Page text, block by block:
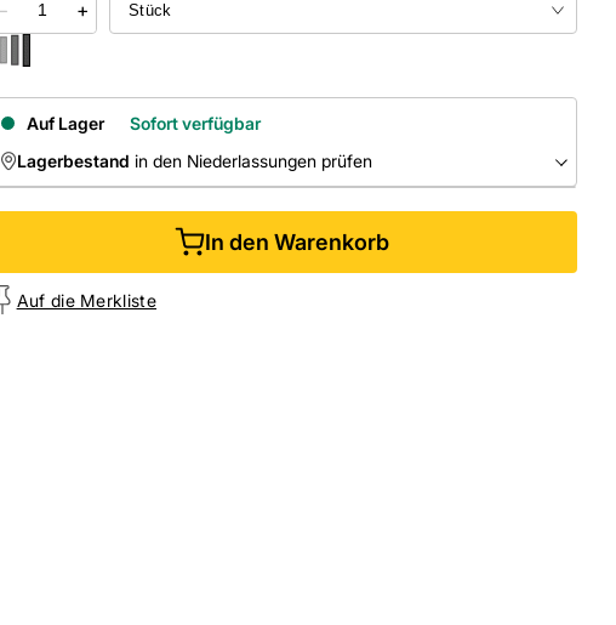
− +
Auf Lager
Sofort verfügbar
Lagerbestand in den Niederlassungen prüfen
NIEDERLASSUNGEN
In den Warenkorb
Auf die Merkliste